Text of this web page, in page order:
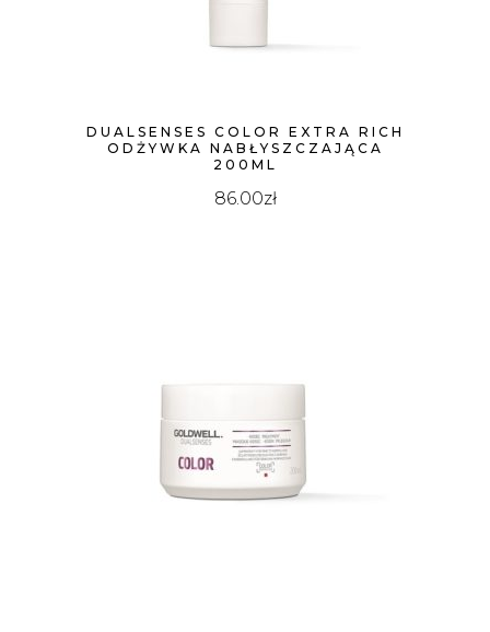
DUALSENSES COLOR EXTRA RICH
ODŻYWKA NABŁYSZCZAJĄCA
200ML
86.00zł